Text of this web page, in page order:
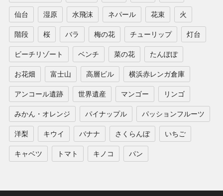
仙台 湿原 水飛沫 ネパール 花束 火
階段 桜 バラ 梅の花 チューリップ 灯台
ビーチリゾート ベンチ 菜の花 たんぽぽ
お花畑 富士山 高層ビル 横浜赤レンガ倉庫
アンコール遺跡 世界遺産 マンゴー リンゴ
みかん・オレンジ パイナップル パッションフルーツ
洋梨 キウイ バナナ さくらんぼ いちご
キャベツ トマト キノコ パン